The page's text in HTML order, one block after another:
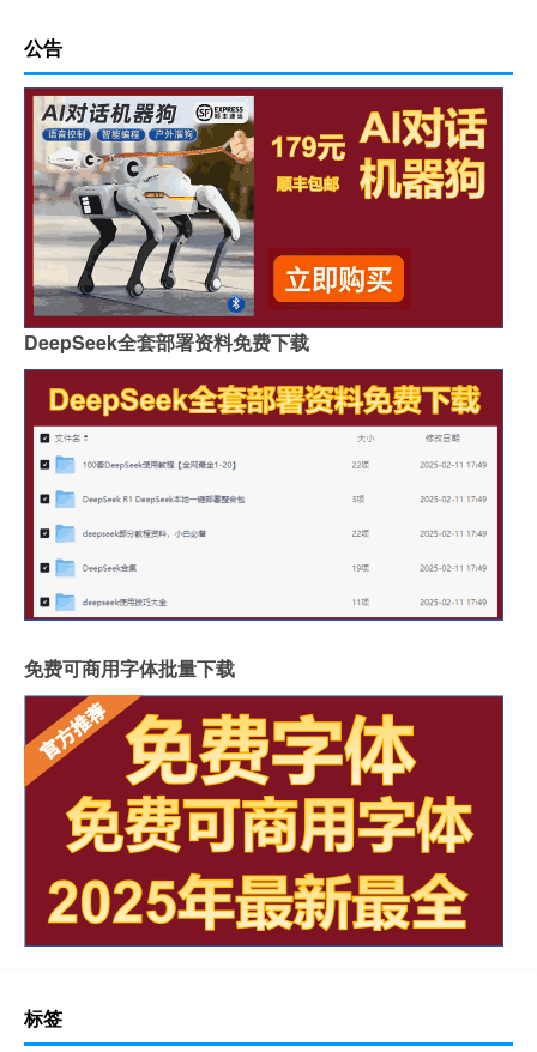
公告
DeepSeek全套部署资料免费下载
免费可商用字体批量下载
标签